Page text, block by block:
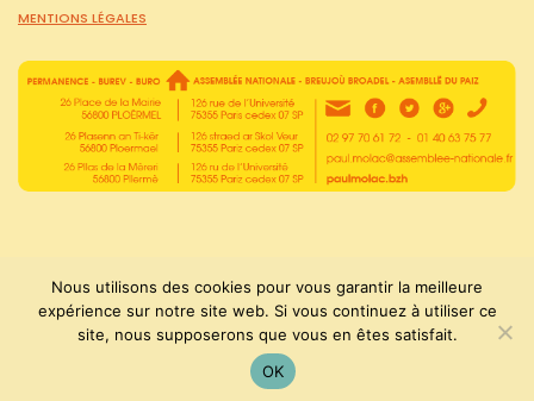
MENTIONS LÉGALES
PaulMolac © Tous droits réservés 2015-2026
Nous utilisons des cookies pour vous garantir la meilleure
expérience sur notre site web. Si vous continuez à utiliser ce
site, nous supposerons que vous en êtes satisfait.
OK